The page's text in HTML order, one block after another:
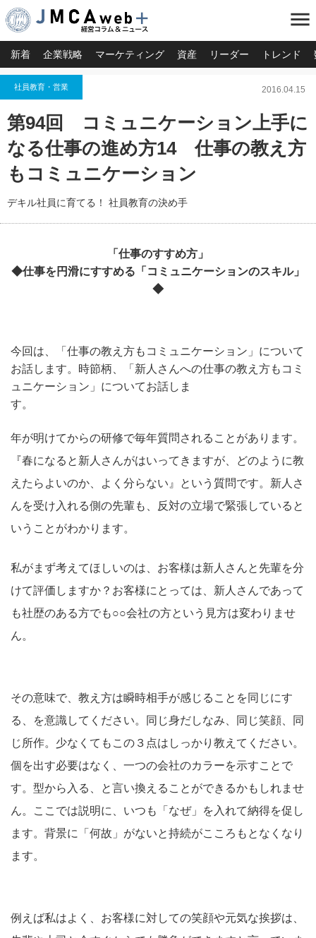
menu
新着 企業戦略 マーケティング 資産 リーダー トレンド
社員教育・営業 2016.04.15
第94回 コミュニケーション上手に
なる仕事の進め方14 仕事の教え方
もコミュニケーション
デキル社員に育てる！ 社員教育の決め手
「仕事のすすめ方 」
◆仕事を円滑にすすめる「コミュニケーションのスキル」
◆
今回は、「仕事の教え方もコミュニケーション」について
お話します。時節柄、「新人さんへの仕事の教え方もコミ
ュニケーション」についてお話しま
す。
年が明けてからの研修で毎年質問されることがあります。
『春になると新人さんがはいってきますが、どのように教
えたらよいのか、よく分らない』という質問です。新人さ
んを受け入れる側の先輩も、反対の立場で緊張していると
いうことがわかります。
私がまず考えてほしいのは、お客様は新人さんと先輩を分
けて評価しますか？お客様にとっては、新人さんであって
も社歴のある方でも○○会社の方という見方は変わりませ
ん。
その意味で、教え方は瞬時相手が感じることを同じにす
る、を意識してください。同じ身だしなみ、同じ笑顔、同
じ所作。少なくてもこの３点はしっかり教えてください。
個を出す必要はなく、一つの会社のカラーを示すことで
す。型から入る、と言い換えることができるかもしれませ
ん。ここでは説明に、いつも「なぜ」を入れて納得を促し
ます。背景に「何故」がないと持続がこころもとなくなり
ます。
例えば私はよく、お客様に対しての笑顔や元気な挨拶は、